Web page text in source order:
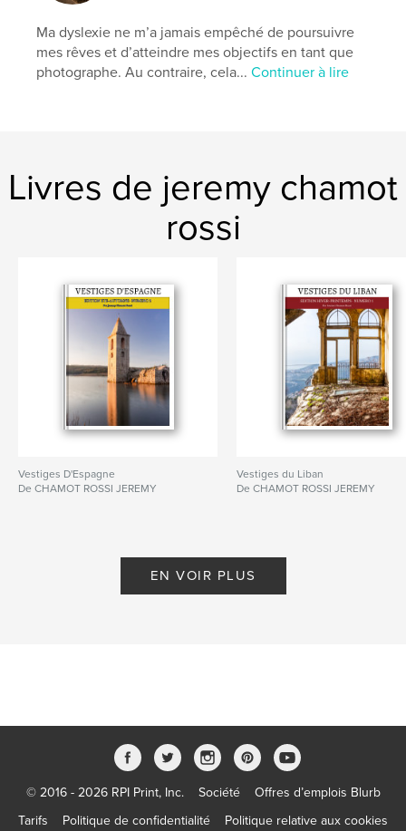
Mots-clés
livreurbex , art , urbex , photo ,
jeremychamotrossi
Ma dyslexie ne m’a jamais empêché de poursuivre
mes rêves et d’atteindre mes objectifs en tant que
photographe. Au contraire, cela...Continuer à lire
Livres de jeremy chamot
rossi
Vestiges D'Espagne
De CHAMOT ROSSI JEREMY
Vestiges du Liban
De CHAMOT ROSSI JEREMY
EN VOIR PLUS
© 2016 - 2026 RPI Print, Inc. Société
Offres d’emplois Blurb
Tarifs
Politique de confidentialité Politique relative aux cookies